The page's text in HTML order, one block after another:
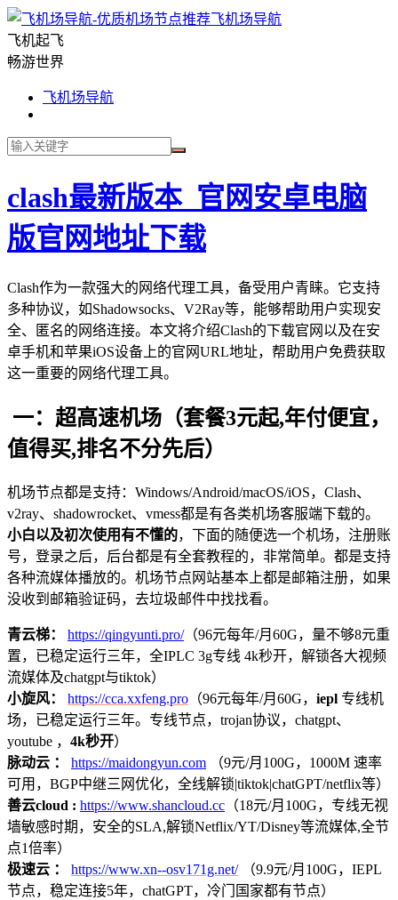
飞机场导航
飞机起飞
畅游世界
飞机场导航
clash最新版本_官网安卓电脑
版官网地址下载
Clash作为一款强大的网络代理工具，备受用户青睐。它支持
多种协议，如Shadowsocks、V2Ray等，能够帮助用户实现安
全、匿名的网络连接。本文将介绍Clash的下载官网以及在安
卓手机和苹果iOS设备上的官网URL地址，帮助用户免费获取
这一重要的网络代理工具。
一：超高速机场（套餐3元起,年付便宜，
值得买,排名不分先后）
机场节点都是支持：Windows/Android/macOS/iOS，Clash、
v2ray、shadowrocket、vmess都是有各类机场客服端下载的。
小白以及初次使用有不懂的，下面的随便选一个机场，注册账
号，登录之后，后台都是有全套教程的，非常简单。都是支持
各种流媒体播放的。机场节点网站基本上都是邮箱注册，如果
没收到邮箱验证码，去垃圾邮件中找找看。
青云梯： https://qingyunti.pro/（96元每年/月60G，量不够8元重
置，已稳定运行三年，全IPLC 3g专线 4k秒开，解锁各大视频
流媒体及chatgpt与tiktok）
小旋风：
https://cca.xxfeng.pro （96元每年/月60G， iepl 专线机
场，已稳定运行三年。专线节点，trojan协议，chatgpt、
youtube ， 4k秒开）
脉动云 ：
https://maidongyun.com （9元/月100G，1000M 速率
可用，BGP中继三网优化，全线解锁|tiktok|chatGPT/netflix等）
善云cloud : https://www.shancloud.cc （18元/月100G，专线无视
墙敏感时期，安全的SLA,解锁Netflix/YT/Disney等流媒体,全节
点1倍率）
极速云 ：
https://www.xn--osv171g.net/（9.9元/月100G，IEPL
节点，稳定连接5年，chatGPT，冷门国家都有节点）